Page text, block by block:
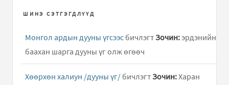
ШИНЭ СЭТГЭГДЛҮҮД
Монгол ардын дууны үгсээс бичлэгтЗочин:эрдэнийн
баахан шарга дууны үг олж өгөөч
Хөөрхөн халиун /дууны үг/ бичлэгтЗочин:Харан